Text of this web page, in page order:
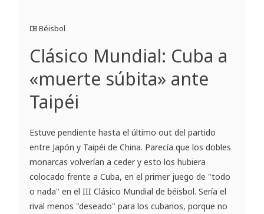
Béisbol
Clásico Mundial: Cuba a
«muerte súbita» ante
Taipéi
Estuve pendiente hasta el último out del partido
entre Japón y Taipéi de China. Parecía que los dobles
monarcas volverían a ceder y esto los hubiera
colocado frente a Cuba, en el primer juego de "todo
o nada" en el III Clásico Mundial de béisbol. Sería el
rival menos "deseado" para los cubanos, porque no